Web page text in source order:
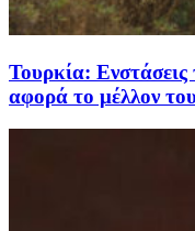
Τουρκία:
αφορά το μέλλον